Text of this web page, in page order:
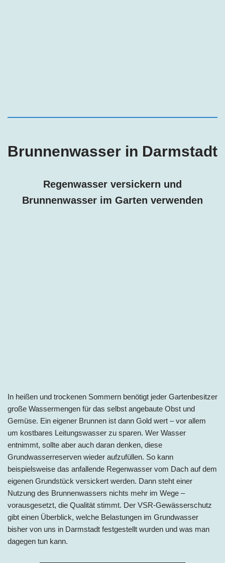
Brunnenwasser in Darmstadt
Regenwasser versickern und
Brunnenwasser im Garten verwenden
In heißen und trockenen Sommern benötigt jeder Gartenbesitzer
große Wassermengen für das selbst angebaute Obst und
Gemüse. Ein eigener Brunnen ist dann Gold wert – vor allem
um kostbares Leitungswasser zu sparen. Wer Wasser
entnimmt, sollte aber auch daran denken, diese
Grundwasserreserven wieder aufzufüllen. So kann
beispielsweise das anfallende Regenwasser vom Dach auf dem
eigenen Grundstück versickert werden. Dann steht einer
Nutzung des Brunnenwassers nichts mehr im Wege –
vorausgesetzt, die Qualität stimmt. Der VSR-Gewässerschutz
gibt einen Überblick, welche Belastungen im Grundwasser
bisher von uns in Darmstadt festgestellt wurden und was man
dagegen tun kann.